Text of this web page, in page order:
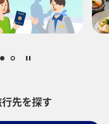
ドについて
先を探す